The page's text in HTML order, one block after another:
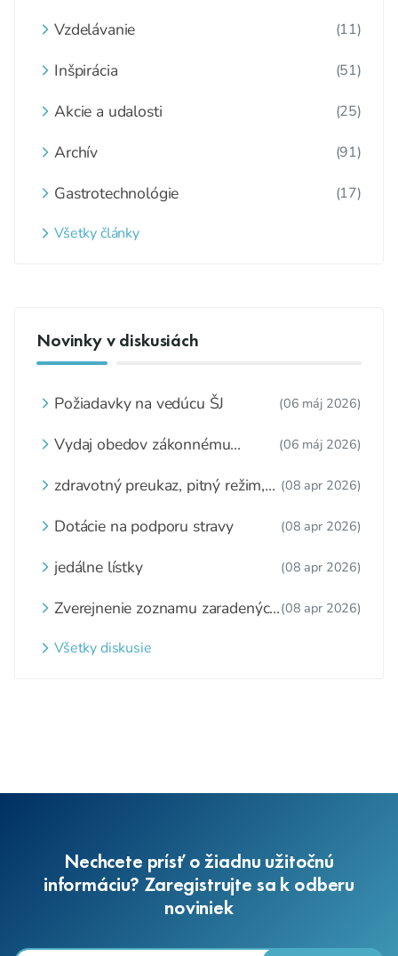
Vzdelávanie (11)
Inšpirácia (51)
Akcie a udalosti (25)
Archív (91)
Gastrotechnológie (17)
Všetky články
Novinky v diskusiách
Požiadavky na vedúcu ŠJ (06 máj 2026)
Vydaj obedov zákonnému
(06 máj 2026)
zdravotný preukaz, pitný režim,
(08 apr 2026)
Dotácie na podporu stravy (08 apr 2026)
jedálne lístky (08 apr 2026)
Zverejnenie zoznamu zaradených
webovom sídle
(08 apr 2026)
Všetky diskusie
Nechcete prísť o žiadnu užitočnú
informáciu? Zaregistrujte sa k odberu
noviniek